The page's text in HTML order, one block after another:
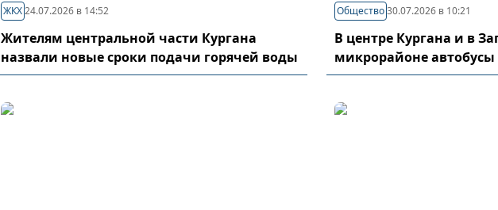
ЖКХ24.07.2026 в 14:52
Жителям центральной части Кургана
назвали новые сроки подачи горячей воды
Общество 30.07.2026 в 10:21
В центре Кургана и в
микрорайоне